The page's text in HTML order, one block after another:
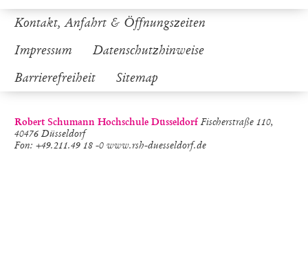
Kontakt, Anfahrt & Öffnungszeiten
Impressum
Datenschutzhinweise
Barrierefreiheit
Sitemap
Robert Schumann Hochschule DüsseldorfFischerstraße 110,
40476 Düsseldorf
Fon: +49.211.49 18 -0 www.rsh-duesseldorf.de